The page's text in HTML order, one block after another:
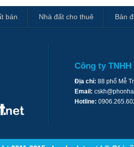
bán Nhà đất cho thuê Bản
Công ty
Địa chỉ: 88 phố Mễ
Email:
Hotline: